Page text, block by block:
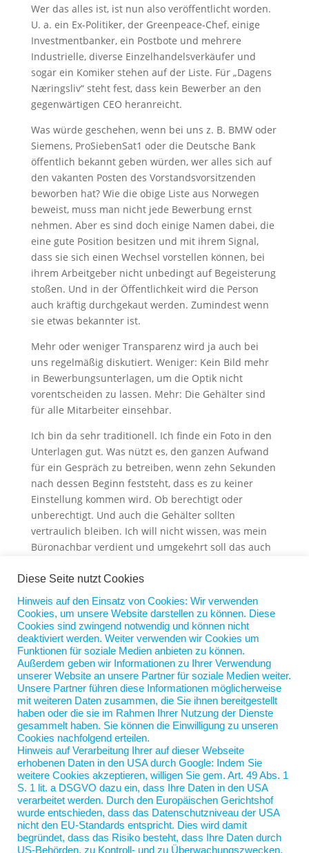
Wer das alles ist, ist nun also veröffentlicht worden.
U. a. ein Ex-Politiker, der Greenpeace-Chef, einige
Investmentbanker, ein Postbote und mehrere
Industrielle, diverse Einzelhandelsverkäufer und
sogar ein Komiker stehen auf der Liste. Für „Dagens
Næringsliv“ steht fest, dass kein Bewerber an den
gegenwärtigen CEO heranreicht.
Was würde geschehen, wenn bei uns z. B. BMW oder
Siemens, ProSiebenSat1 oder die Deutsche Bank
öffentlich bekannt geben würden, wer alles sich auf
den vakanten Posten des Vorstandsvorsitzenden
beworben hat? Wie die obige Liste aus Norwegen
beweist, muss man nicht jede Bewerbung ernst
nehmen. Aber es sind doch einige Namen dabei, die
eine gute Position besitzen und mit ihrem Signal,
dass sie sich einen Wechsel vorstellen können, bei
ihrem Arbeitgeber nicht unbedingt auf Begeisterung
stoßen. Und in der Öffentlichkeit wird die Person
auch kräftig durchgekaut werden. Zumindest wenn
sie etwas bekannter ist.
Mehr oder weniger Transparenz wird ja auch bei
uns regelmäßig diskutiert. Weniger: Kein Bild mehr
in Bewerbungsunterlagen, um die Optik nicht
vorentscheiden zu lassen. Mehr: Die Gehälter sind
für alle Mitarbeiter einsehbar.
Ich bin da sehr traditionell. Ich finde ein Foto in den
Unterlagen gut. Was nützt es, den ganzen Aufwand
für ein Gespräch zu betreiben, wenn zehn Sekunden
nach dessen Beginn feststeht, dass es zu keiner
Einstellung kommen wird. Ob berechtigt oder
unberechtigt. Und auch die Gehälter sollten
vertraulich bleiben. Ich will nicht wissen, was mein
Büronachbar verdient und umgekehrt soll das auch
einfach, dass er da für eine gewisse Gerechtigkeit
sorgt.
Und meine Einstellung gilt gleichermaßen für die
Veröffentlichung einer Bewerberliste. Nein, dass ich
mich bei einer anderen Firma beworben habe, geht
die Öffentlichkeit nichts an. Ich bin froh über die
Diskretion, die Personalverantwortliche und Berater
wahren. Sie ist für mich Grundvoraussetzung für
transparente und vertrauensvolle
Bewerbungsprozesse.
Diese Seite nutzt Cookies
Hinweis auf den Einsatz von Cookies: Wir verwenden
Cookies, um unsere Website darstellen zu können. Diese
Cookies sind zwingend notwendig und können nicht
deaktiviert werden. Weiter verwenden wir Cookies um
Funktionen für soziale Medien anbieten zu können.
Außerdem geben wir Informationen zu Ihrer Verwendung
unserer Website an unsere Partner für soziale Medien weiter.
Unsere Partner führen diese Informationen möglicherweise
mit weiteren Daten zusammen, die Sie ihnen bereitgestellt
haben oder die sie im Rahmen Ihrer Nutzung der Dienste
gesammelt haben. Sie können die Einwilligung zu unseren
Cookies nachfolgend erteilen.
Hinweis auf Verarbeitung Ihrer auf dieser Webseite
erhobenen Daten in den USA durch Google: Indem Sie
weitere Cookies akzeptieren, willigen Sie gem. Art. 49 Abs. 1
S. 1 lit. a DSGVO dazu ein, dass Ihre Daten in den USA
verarbeitet werden. Durch den Europäischen Gerichtshof
wurde entschieden, dass das Datenschutzniveau der USA
nicht den EU-Standards entspricht. Dies wird damit
begründet, dass das Risiko besteht, dass Ihre Daten durch
US-Behörden, zu Kontroll- und zu Überwachungszwecken,